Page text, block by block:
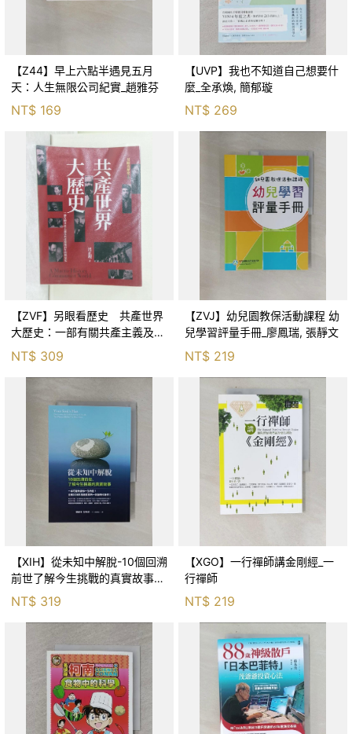
【Z44】早上六點半遇見五月
天：人生無限公司紀實_趙雅芬
NT$ 169
【UVP】我也不知道自己想要什
麼_全承煥, 簡郁璇
NT$ 269
【ZVF】另眼看歷史 共產世界
大歷史：一部有關共產主義及共
產黨兩百年的興衰史_呂正理
NT$ 309
【ZVJ】幼兒園教保活動課程 幼
兒學習評量手冊_廖鳳瑞, 張靜文
NT$ 219
【XIH】從未知中解脫-10個回溯
前世了解今生挑戰的真實故事_
羅伯特．舒
NT$ 319
【XGO】一行禪師講金剛經_一
行禪師
NT$ 219